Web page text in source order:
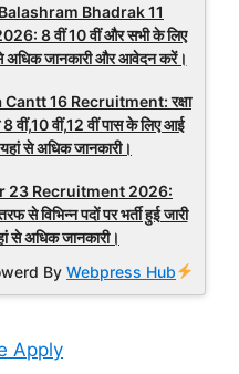
Bhadrak 11
8 वीं 10 वीं और सभी के लिए
अधिक जानकारी और आवेदन करें।
16 Recruitment: रक्षा
वीं,10 वीं,12 वीं पास के लिए आई
से अधिक जानकारी।
23 Recruitment 2026:
से विभिन्न पदों पर भर्ती हुई जारी
से अधिक जानकारी।
ByWebpress Hub
Apply